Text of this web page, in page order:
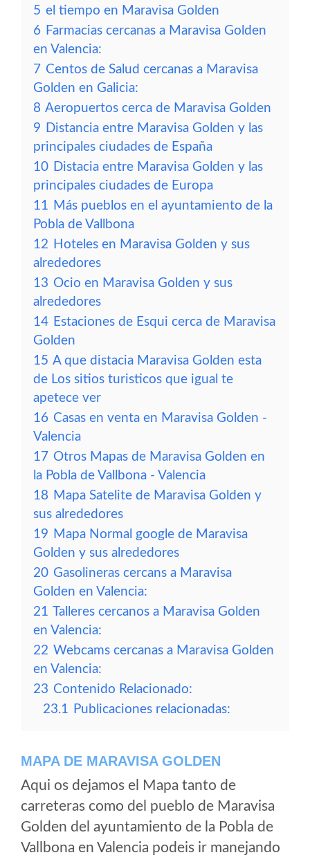
5 el tiempo en Maravisa Golden
6 Farmacias cercanas a Maravisa Golden
en Valencia:
7 Centos de Salud cercanas a Maravisa
Golden en Galicia:
8 Aeropuertos cerca de Maravisa Golden
9 Distancia entre Maravisa Golden y las
principales ciudades de España
10 Distacia entre Maravisa Golden y las
principales ciudades de Europa
11 Más pueblos en el ayuntamiento de la
Pobla de Vallbona
12 Hoteles en Maravisa Golden y sus
alrededores
13 Ocio en Maravisa Golden y sus
alrededores
14 Estaciones de Esqui cerca de Maravisa
Golden
15 A que distacia Maravisa Golden esta
de Los sitios turisticos que igual te
apetece ver
16 Casas en venta en Maravisa Golden -
Valencia
17 Otros Mapas de Maravisa Golden en
la Pobla de Vallbona - Valencia
18 Mapa Satelite de Maravisa Golden y
sus alrededores
19 Mapa Normal google de Maravisa
Golden y sus alrededores
20 Gasolineras cercans a Maravisa
Golden en Valencia:
21 Talleres cercanos a Maravisa Golden
en Valencia:
22 Webcams cercanas a Maravisa Golden
en Valencia:
23 Contenido Relacionado:
23.1 Publicaciones relacionadas:
MAPA DE MARAVISA GOLDEN
Aqui os dejamos el Mapa tanto de
carreteras como del pueblo de Maravisa
Golden del ayuntamiento de la Pobla de
Vallbona en Valencia podeis ir manejando